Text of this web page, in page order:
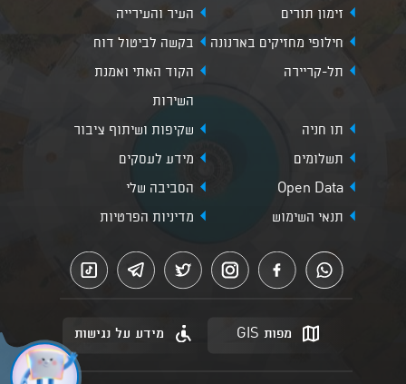
זימון תורים
העיר והעירייה
חילופי מחזיקים בארנונה
בקשה לביטול דוח
תל-קריירה
הקוד האתי ואמנת
השירות
תו חניה
שקיפות ושיתוף ציבור
תשלומים
מידע לעסקים
Open Data
הסביבה שלי
תנאי השימוש
מדיניות הפרטיות
מפות GIS מידע על נגישות